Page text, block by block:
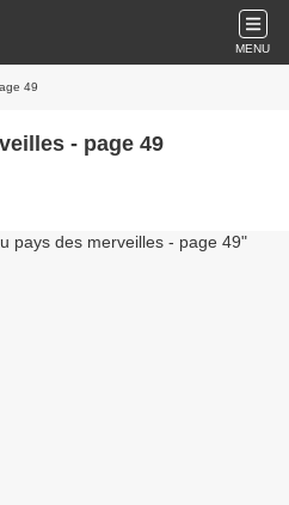
MENU
49
- page 49